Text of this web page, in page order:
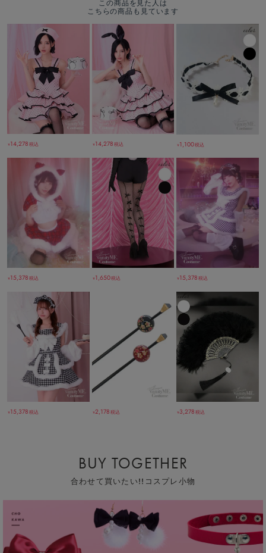
この商品を見た人は
こちらの商品も見ています
￥14,278税込 ￥14,278税込 ￥1,100税込
￥15,378税込 ￥1,650税込 ￥15,378 税込
￥15,378税込 ￥2,178税込 ￥3,278 税込
BUY TOGETHER
合わせて買いたい!!コスプレ小物